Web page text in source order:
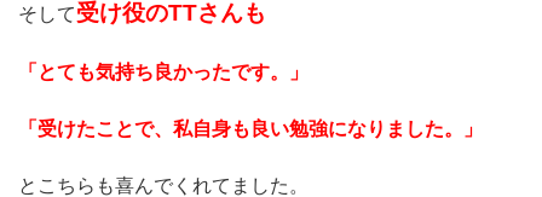
そして受け役のTTさんも
「とても気持ち良かったです。」
「受けたことで、私自身も良い勉強になりました。」
とこちらも喜んでくれてました。